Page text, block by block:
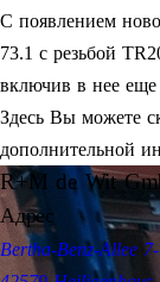
С появлением
73.1 с резьбой
включив в нее
Здесь Вы можете
дополнительной
R+M de Wit
Адрес
Bertha-Benz-Allee 7-